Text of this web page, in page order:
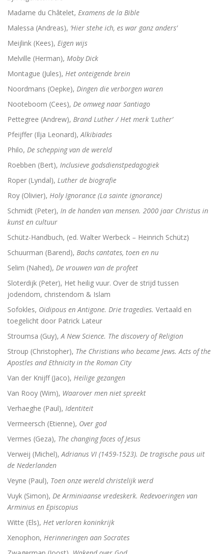
Madame du Châtelet, Examens de la Bible
Malessa (Andreas), ‘Hier stehe ich, es war ganz anders’
Meijlink (Kees), Eigen wijs
Melville (Herman), Moby Dick
Montague (Jules), Het onteigende brein
Noordmans (Oepke), Dingen die verborgen waren
Nooteboom (Cees), De omweg naar Santiago
Pettegree (Andrew), Brand Luther / Het merk ‘Luther’
Pfeijffer (Ilja Leonard),Alkibiades
Philo, De schepping van de wereld
Roebben (Bert), Inclusieve godsdienstpedagogiek
Roper (Lyndal), Luther de biografie
Roy (Olivier), Holy Ignorance (La sainte ignorance)
Schmidt (Peter), In de handen van mensen. 2000 jaar Christus in
kunst en cultuur
Schütz-Handbuch, (ed. Walter Werbeck – Heinrich Schütz)
Schuurman (Barend), Bachs cantates, toen en nu
Selim (Nahed), De vrouwen van de profeet
Sloterdijk (Peter), Het heilig vuur. Over de strijd tussen
jodendom, christendom & Islam
Sofokles, Oidipous en Antigone. Drie tragedies. Vertaald en
toegelicht door Patrick Lateur
Stroumsa (Guy),A New Science. The discovery of Religion
Stroup (Christopher), The Christians who became Jews. Acts of the
Apostles and Ethnicity in the Roman City
Van der Knijff (Jaco), Heilige gezangen
Van Rooy (Wim), Waarover men niet spreekt
Verhaeghe (Paul), Identiteit
Vermeersch (Etienne), Over god
Vermes (Geza), The changing faces of Jesus
Verweij (Michel),Adrianus VI (1459-1523). De tragische paus uit
de Nederlanden
Veyne (Paul), Toen onze wereld christelijk werd
Vuyk (Simon), De Arminiaanse vredeskerk. Redevoeringen van
Arminius en Episcopius
Witte (Els), Het verloren koninkrijk
Xenophon, Herinneringen aan Socrates